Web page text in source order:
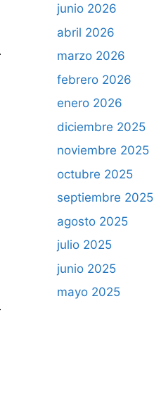
junio 2026
abril 2026
marzo 2026
febrero 2026
enero 2026
diciembre 2025
noviembre 2025
octubre 2025
septiembre 2025
agosto 2025
julio 2025
junio 2025
mayo 2025